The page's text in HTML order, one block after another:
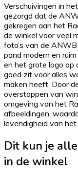
Verschuivingen in
gezorgd dat de
gekregen aan het
de winkel voor veel
foto’s van de
pand modern en
en het grote logo op
goed zit voor alles
maken heeft. Door
overstappen van
omgeving van het
afbeeldingen,
levendigheid van het
Dit kun je
in de winkel